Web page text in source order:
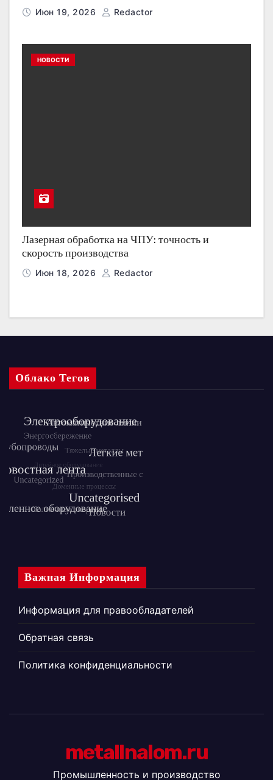
Июн 19, 2026 Redactor
НОВОСТИ
Лазерная обработка на ЧПУ: точность и
скорость производства
Июн 18, 2026 Redactor
Облако Тегов
Важная Информация
Информация для правообладателей
Обратная связь
Политика конфиденциальности
metallnalom.ru
Промышленность и производство